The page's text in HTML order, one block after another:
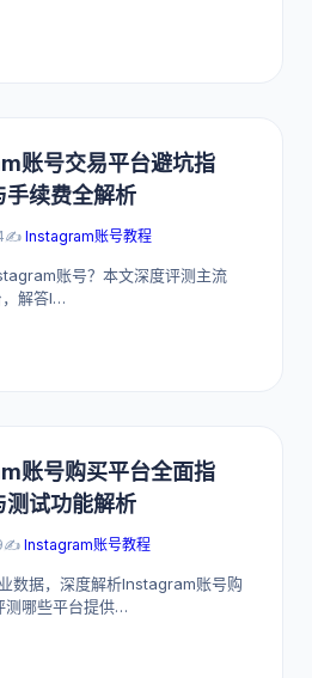
账号交易平台避坑指
手续费全解析
✍️ Instagram账号教程
账号？本文深度评测主流
解答I…
账号购买平台全面指
测试功能解析
✍️ Instagram账号教程
数据，深度解析Instagram账号购
测哪些平台提供…